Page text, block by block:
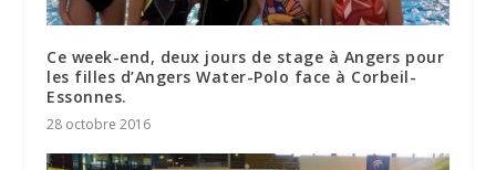
Ce week-end, deux jours de stage à Angers pour
les filles d’Angers Water-Polo face à Corbeil-
Essonnes.
28 octobre 2016